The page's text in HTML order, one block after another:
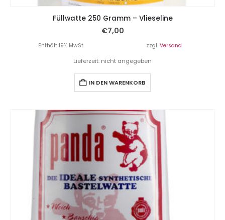
Füllwatte 250 Gramm – Vlieseline
€7,00
Enthält 19% MwSt. zzgl. Versand
Lieferzeit: nicht angegeben
IN DEN WARENKORB